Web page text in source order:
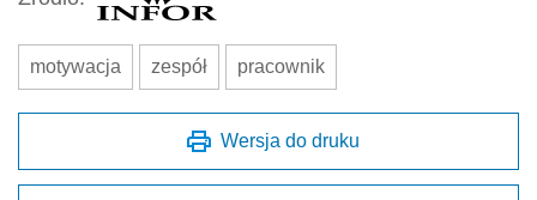
motywacja zespół pracownik
Wersja do druku